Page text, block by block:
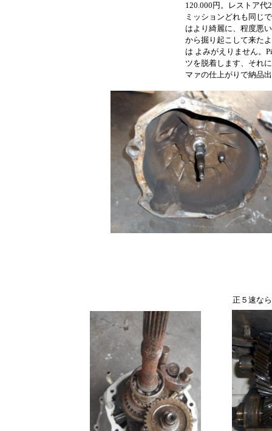
120.000円。レストア代
ミッションどれも同じ
はより綺麗に、程度悪
から掘り起こして来た
は よみがえりません。
ツを脱着します、それ
マァの仕上がりで納品
正５速な